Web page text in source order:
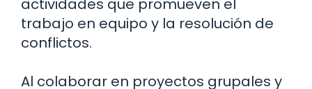
actividades que promueven el
trabajo en equipo y la resolución de
conflictos.
Al colaborar en proyectos grupales y